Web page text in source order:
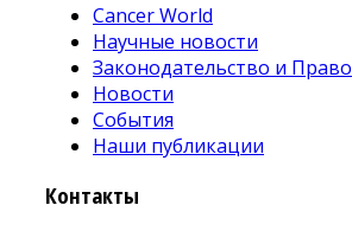
Cancer World
Научные новости
Законодательство и Право
Новости
События
Наши публикации
Контакты